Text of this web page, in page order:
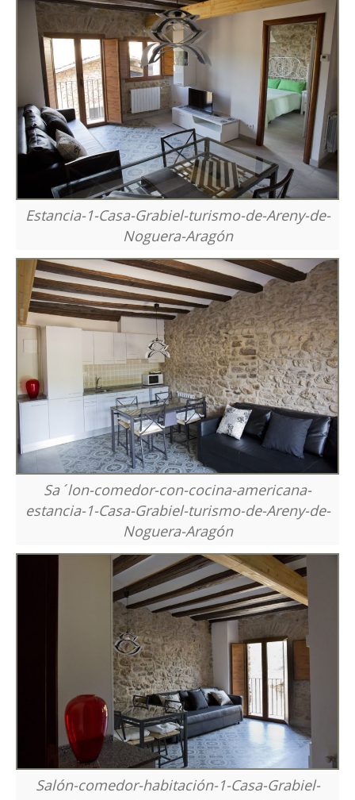
Estancia-1-Casa-Grabiel-turismo-de-Areny-de-
Noguera-Aragón
Sa´lon-comedor-con-cocina-americana-
estancia-1-Casa-Grabiel-turismo-de-Areny-de-
Noguera-Aragón
Salón-comedor-habitación-1-Casa-Grabiel-